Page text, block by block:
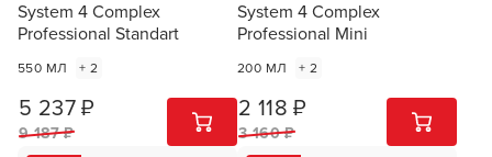
System 4 Complex
Professional Standart
550 МЛ + 2
5 237 ₽
9 187 ₽
1 ШТ
System 4 Complex
Professional Mini
200 МЛ + 2
2 118 ₽
3 160 ₽
1 ШТ